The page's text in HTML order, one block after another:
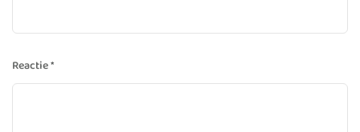
Reactie*